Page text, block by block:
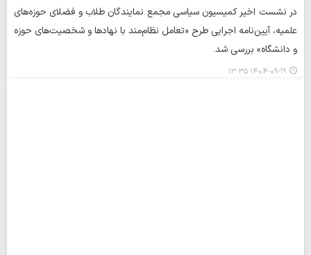
در نشست اخیر کمیسیون سیاسی مجمع نمایندگان طلاب و فضلای حوزه‌های
علمیه، آیین‌نامه اجرایی طرح «تعامل نظام‌مند با نهادها و شخصیت‌های حوزه
و دانشگاه» بررسی شد.
۱۴۰۴-۰۹-۱۹ ۱۳:۳۵